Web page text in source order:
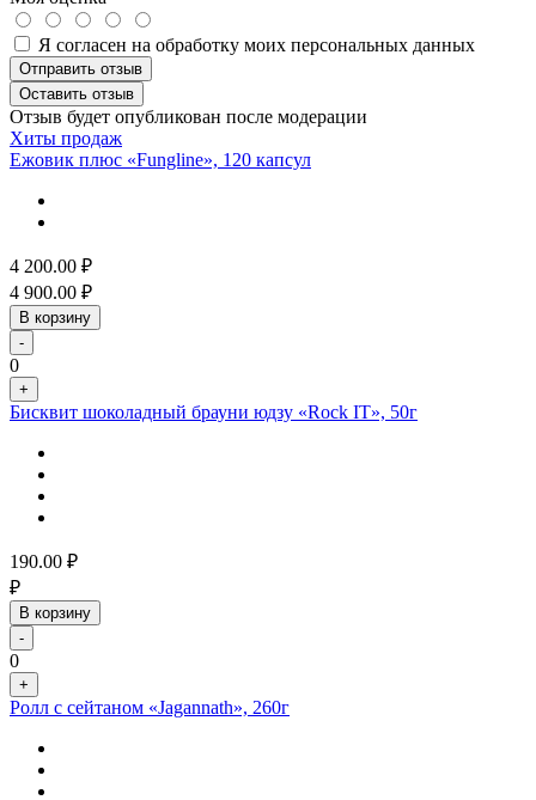
Я согласен на обработку моих персональных данных
Отправить отзыв
Оставить отзыв
Отзыв будет опубликован после модерации
Хиты продаж
Ежовик плюс «Fungline», 120 капсул
4 200.00 ₽
4 900.00 ₽
В корзину
-
0
+
Бисквит шоколадный брауни юдзу «Rock IT», 50г
190.00 ₽
₽
В корзину
-
0
+
Ролл с сейтаном «Jagannath», 260г